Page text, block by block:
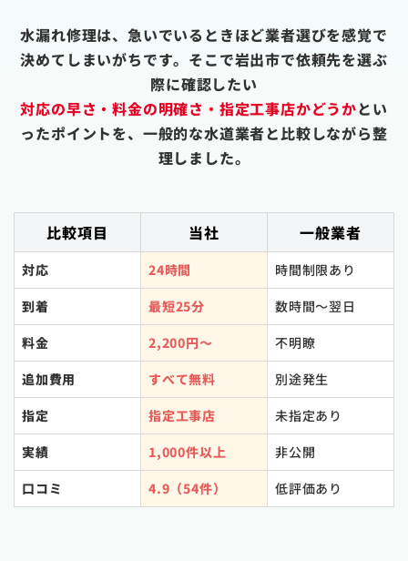
水漏れ修理は、急いでいるときほど業者選びを感覚で
決めてしまいがちです。そこで岩出市で依頼先を選ぶ
際に確認したい
対応の早さ・料金の明確さ・指定工事店かどうかとい
ったポイントを、一般的な水道業者と比較しながら整
理しました。
比較項目 当社 一般業者
対応 24時間
時間制限あり
到着
最短25分
数時間〜翌日
料金
2,200円〜
不明瞭
追加費用
すべて無料
別途発生
指定
指定工事店
未指定あり
実績
1,000件以上
非公開
口コミ
4.9（54件） 低評価あり